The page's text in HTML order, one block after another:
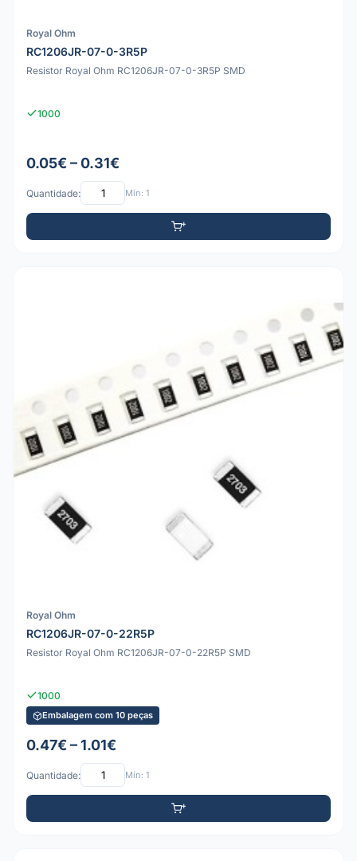
Royal Ohm
RC1206JR-07-0-3R5P
Resistor Royal Ohm RC1206JR-07-0-3R5P SMD
1000
0.05€ – 0.31€
Quantidade: Mín: 1
Royal Ohm
RC1206JR-07-0-22R5P
Resistor Royal Ohm RC1206JR-07-0-22R5P SMD
1000
Embalagem com 10 peças
0.47€ – 1.01€
Quantidade: Mín: 1